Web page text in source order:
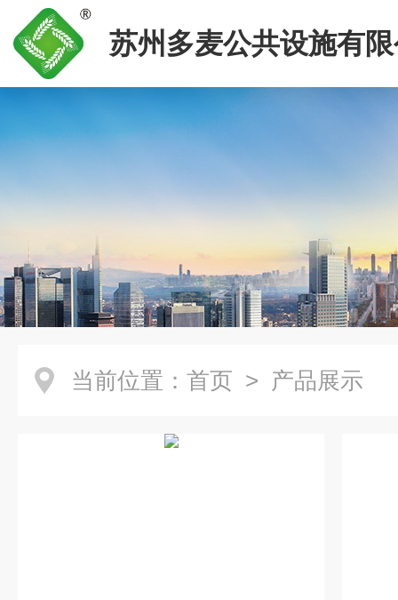
苏州多麦公共设施有
当前位置： 首页 > 产品展示